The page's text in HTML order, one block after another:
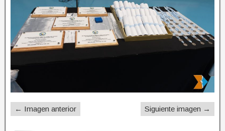
← Imagen anterior Siguiente imagen →